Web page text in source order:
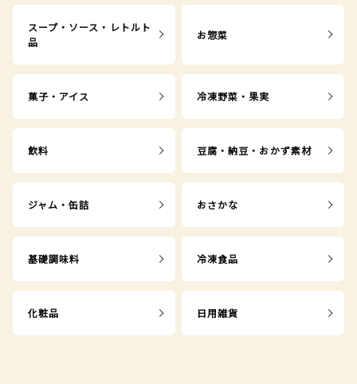
スープ・ソース・レトルト
品
お惣菜
菓子・アイス 冷凍野菜・果実
飲料 豆腐・納豆・おかず素材
ジャム・缶詰 おさかな
基礎調味料 冷凍食品
化粧品 日用雑貨